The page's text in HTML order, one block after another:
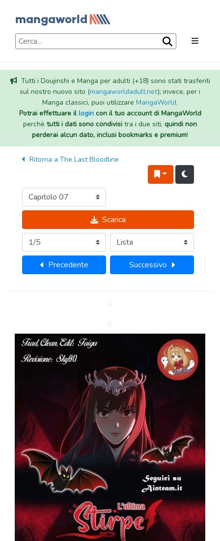
Tutti i Doujinshi e Manga per adulti (+18) sono stati trasferiti
sul nostro nuovo sito (mangaworldadult.net); invece, per i
Manga classici, puoi utilizzare MangaWorld.
Potrai effettuare illogincon il tuo account di MangaWorld
perchè tutti i dati sono condivisi tra i due siti, quindi non
perderai alcun dato, inclusi bookmarks e premium!
Ritorna a The Last Bloodline
Scarica
Precedente Successivo